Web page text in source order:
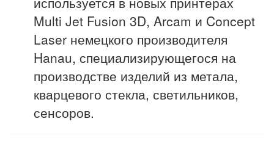
Multi Jet Fusion 3D, Arcam и Concept
Laser немецкого производителя
Hanau, специализирующегося на
производстве изделий из метала,
кварцевого стекла, светильников,
сенсоров.